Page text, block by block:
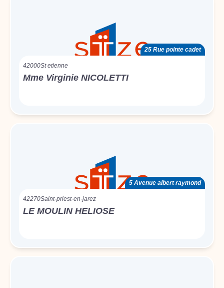
25 Rue pointe cadet
42000St etienne
Mme Virginie NICOLETTI
5 Avenue albert raymond
42270Saint-priest-en-jarez
LE MOULIN HELIOSE